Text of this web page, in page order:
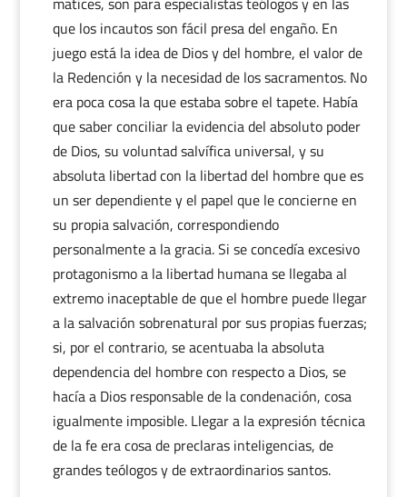
que los incautos son fácil presa del engaño. En
juego está la idea de Dios y del hombre, el valor de
la Redención y la necesidad de los sacramentos. No
era poca cosa la que estaba sobre el tapete. Había
que saber conciliar la evidencia del absoluto poder
de Dios, su voluntad salvífica universal, y su
absoluta libertad con la libertad del hombre que es
un ser dependiente y el papel que le concierne en
su propia salvación, correspondiendo
personalmente a la gracia. Si se concedía excesivo
protagonismo a la libertad humana se llegaba al
extremo inaceptable de que el hombre puede llegar
a la salvación sobrenatural por sus propias fuerzas;
si, por el contrario, se acentuaba la absoluta
dependencia del hombre con respecto a Dios, se
hacía a Dios responsable de la condenación, cosa
igualmente imposible. Llegar a la expresión técnica
de la fe era cosa de preclaras inteligencias, de
grandes teólogos y de extraordinarios santos.